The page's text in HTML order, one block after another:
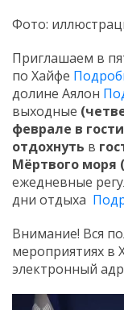
Фото:
Приглашаем в
по Хайфе
долине Аялон
выходные
феврале в
отдохнуть в
Мёртвого моря
ежедневные
дни отдыха
Внимание! Вся
мероприятиях в
электронный